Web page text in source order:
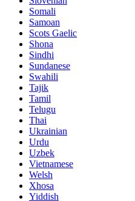
Somali
Samoan
Scots Gaelic
Shona
Sindhi
Sundanese
Swahili
Tajik
Tamil
Telugu
Thai
Ukrainian
Urdu
Uzbek
Vietnamese
Welsh
Xhosa
Yiddish